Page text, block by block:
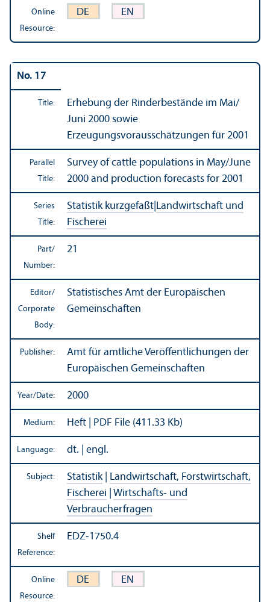
Online
Resource:
DE EN
No. 17
Title:
Erhebung der Rinderbestände im Mai/
Juni 2000 sowie
Erzeugungsvorausschätzungen für 2001
Parallel
Title:
Survey of cattle populations in May/June
2000 and production forecasts for 2001
Series
Title:
Statistik kurzgefaßt Landwirtschaft und
Fischerei
Part/
Number:
21
Editor/
Corporate
Body:
Statistisches Amt der Europäischen
Gemeinschaften
Publisher:
Amt für amtliche Veröffentlichungen der
Europäischen Gemeinschaften
Year/Date: 2000
Medium: Heft | PDF File (411.33 Kb)
Language: dt. | engl.
Subject: Statistik| Landwirtschaft, Forstwirtschaft,
Fischerei
Wirtschafts- und
Verbraucherfragen
Shelf
Reference:
EDZ-1750.4
Online
Resource:
DE EN